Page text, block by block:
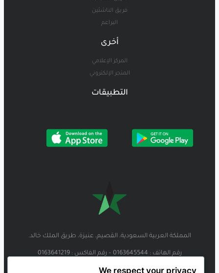
فريق الناشئين
البراعم
أخرى
المركز الإعلامي
المتجر الإلكتروني
التطبيقات
المملكة العربية السعودية، القصيم، عنيزة، طريق الملك خالد.
رقم الهاتف : 0163645544 – رقم الفاكس : 0163641219
We respect your privacy